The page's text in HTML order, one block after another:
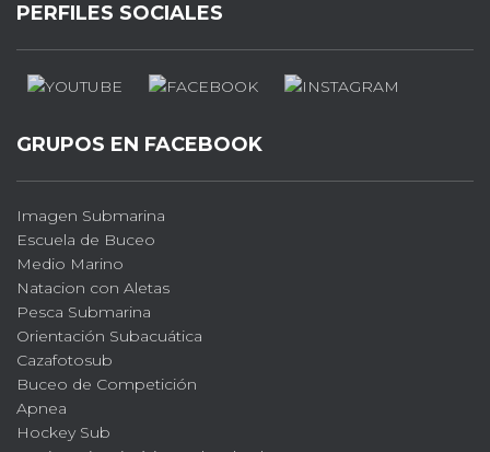
PERFILES SOCIALES
GRUPOS EN FACEBOOK
Imagen Submarina
Escuela de Buceo
Medio Marino
Natacion con Aletas
Pesca Submarina
Orientación Subacuática
Cazafotosub
Buceo de Competición
Apnea
Hockey Sub